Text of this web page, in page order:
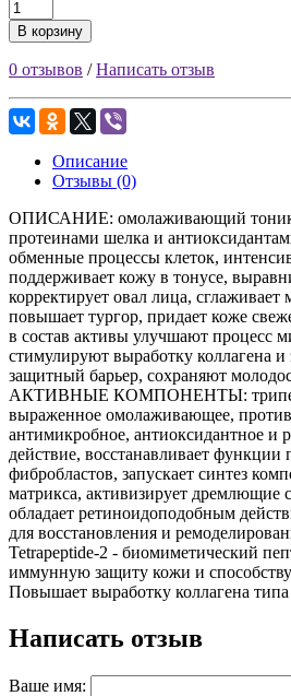
В корзину
0 отзывов /Написать отзыв
Описание
Отзывы (0)
ОПИСАНИЕ: омолаживающий тоник
протеинами шелка и
обменные процессы клеток,
поддерживает кожу в тонусе,
корректирует овал лица,
повышает тургор, придает коже
в состав активы улучшают процесс
стимулируют выработку коллагена
защитный барьер, сохраняют
АКТИВНЫЕ КОМПОНЕНТЫ:
выраженное омолаживающее,
антимикробное, антиоксидантное и
действие, восстанавливает
фибробластов, запускает синтез
матрикса, активизирует дремлющие
обладает ретиноидоподобным
для восстановления и
Tetrapeptide-2 - биомиметический
иммунную защиту кожи и
Повышает выработку коллагена
Написать отзыв
Ваше имя: